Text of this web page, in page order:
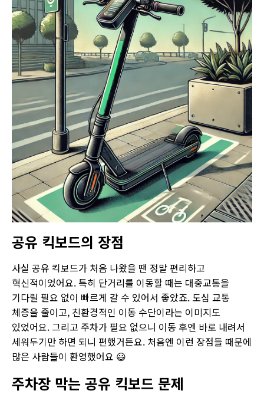
공유 킥보드의 장점
사실 공유 킥보드가 처음 나왔을 땐 정말 편리하고
혁신적이었어요. 특히 단거리를 이동할 때는 대중교통을
기다릴 필요 없이 빠르게 갈 수 있어서 좋았죠. 도심 교통
체증을 줄이고, 친환경적인 이동 수단이라는 이미지도
있었어요. 그리고 주차가 필요 없으니 이동 후엔 바로 내려서
세워두기만 하면 되니 편했거든요. 처음엔 이런 장점들 때문에
많은 사람들이 환영했어요 😃
주차장 막는 공유 킥보드 문제